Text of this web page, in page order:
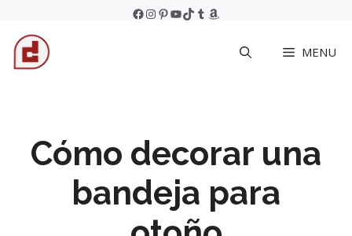
content
Facebook
Instagram
Pinterest
YouTube
TikTok
Tumblr
Amazon
MENU
Cómo decorar una
bandeja para